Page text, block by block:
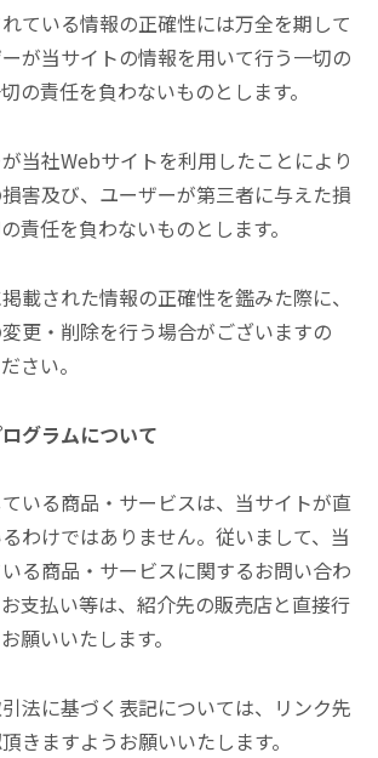
ている情報の正確性には万全を期して
が当サイトの情報を用いて行う一切の
の責任を負わないものとします。
当社Webサイトを利用したことにより
害及び、ユーザーが第三者に与えた損
責任を負わないものとします。
載された情報の正確性を鑑みた際に、
更・削除を行う場合がございますの
さい。
グラムについて
いる商品・サービスは、当サイトが直
わけではありません。従いまして、当
る商品・サービスに関するお問い合わ
支払い等は、紹介先の販売店と直接行
願いいたします。
法に基づく表記については、リンク先
きますようお願いいたします。